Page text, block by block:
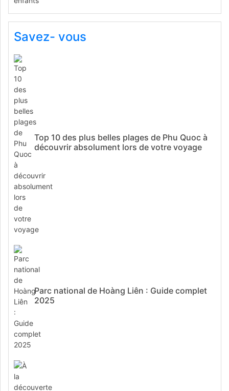
Savez- vous
Top 10 des plus belles plages de Phu Quoc à
découvrir absolument lors de votre voyage
Parc national de Hoàng Liên : Guide complet
2025